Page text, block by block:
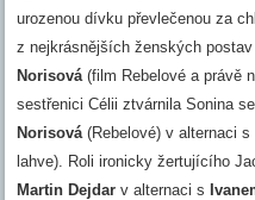
urozenou dívku převlečenou za
z nejkrásnějších ženských
Norisová(film Rebelové a právě
sestřenici Célii ztvárnila Sonina
Norisová(Rebelové) v alternaci s
lahve). Roli ironicky žertujícího
Martin Dejdar v alternaci s